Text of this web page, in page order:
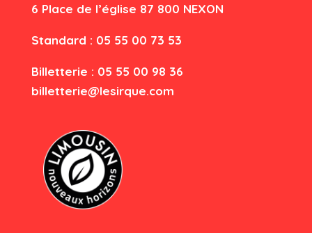
6 Place de l’église 87 800 NEXON
Standard : 05 55 00 73 53
Billetterie : 05 55 00 98 36
billetterie@lesirque.com